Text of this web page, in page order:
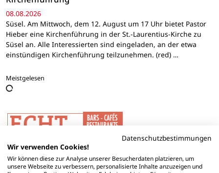
08.08.2026
Süsel. Am Mittwoch, dem 12. August um 17 Uhr bietet Pastor
Hieber eine Kirchenführung in der St.-Laurentius-Kirche zu
Süsel an. Alle Interessierten sind eingeladen, an der etwa
einstündigen Kirchenführung teilzunehmen. (red) …
Meistgelesen
Datenschutzbestimmungen
Wir verwenden Cookies!
Wir können diese zur Analyse unserer Besucherdaten platzieren, um
unsere Webseite zu verbessern, personalisierte Inhalte anzuzeigen und